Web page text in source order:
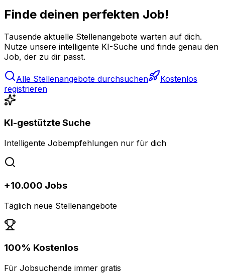
Finde deinen perfekten Job!
Tausende aktuelle Stellenangebote warten auf dich.
Nutze unsere intelligente KI-Suche und finde genau den
Job, der zu dir passt.
Alle Stellenangebote durchsuchen
Kostenlos
registrieren
KI-gestützte Suche
Intelligente Jobempfehlungen nur für dich
+10.000 Jobs
Täglich neue Stellenangebote
100% Kostenlos
Für Jobsuchende immer gratis